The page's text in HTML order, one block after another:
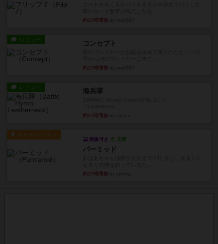
約17時間前
レビュー コンセプト
約17時間前
レビュー 海兵隊
約17時間前
ルール/インスト
画像付き 充実
パーミッド
約17時間前